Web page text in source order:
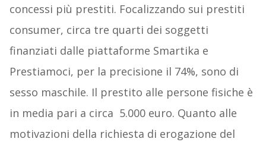
concessi più prestiti. Focalizzando sui prestiti
consumer, circa tre quarti dei soggetti
finanziati dalle piattaforme Smartika e
Prestiamoci, per la precisione il 74%, sono di
sesso maschile. Il prestito alle persone fisiche è
in media pari a circa 5.000 euro. Quanto alle
motivazioni della richiesta di erogazione del